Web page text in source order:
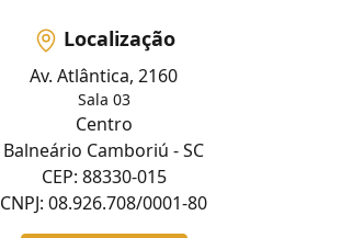
Localização
Av. Atlântica, 2160
Sala 03
Centro
Balneário Camboriú - SC
CEP: 88330-015
CNPJ: 08.926.708/0001-80